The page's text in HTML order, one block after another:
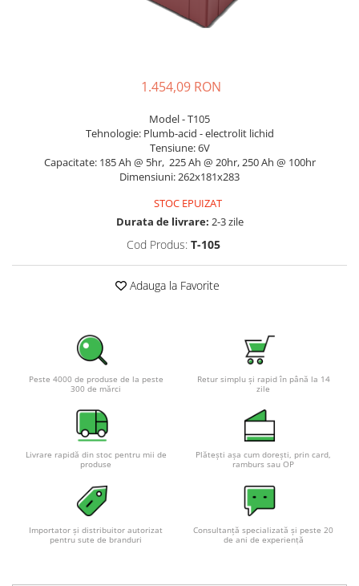
Controlere solare
Sisteme de stocare energie
Pachete complete stocare energie
Sisteme de Stocare Comerciale
Sisteme fotovoltaice de putere
mica (rulota/caravan/case de
Sisteme fotovoltaice profesionale
Statii de incarcare vehicule
Statii de incarcare
Cabluri de incarcare vehicule
Prize de incarcare vehicule
electrice
1.454,09 RON
Model - T105
Tehnologie: Plumb-acid - electrolit lichid
Tensiune: 6V
Capacitate: 185 Ah @ 5hr, 225 Ah @ 20hr, 250 Ah @ 100hr
Dimensiuni: 262x181x283
STOC EPUIZAT
Durata de livrare: 2-3 zile
Cod Produs: T-105
Adauga la Favorite
Peste 4000 de produse de la peste
300 de mărci
Retur simplu și rapid în până la 14
zile
Livrare rapidă din stoc pentru mii de
produse
Plătești așa cum dorești, prin card,
ramburs sau OP
Importator și distribuitor autorizat
pentru sute de branduri
Consultanță specializată și peste 20
de ani de experiență